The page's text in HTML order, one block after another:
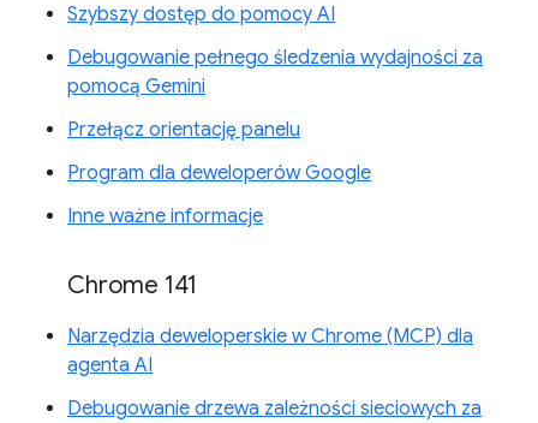
Szybszy dostęp do pomocy AI
Debugowanie pełnego śledzenia wydajności za
pomocą Gemini
Przełącz orientację panelu
Program dla deweloperów Google
Inne ważne informacje
Chrome 141
Narzędzia deweloperskie w Chrome (MCP) dla
agenta AI
Debugowanie drzewa zależności sieciowych za